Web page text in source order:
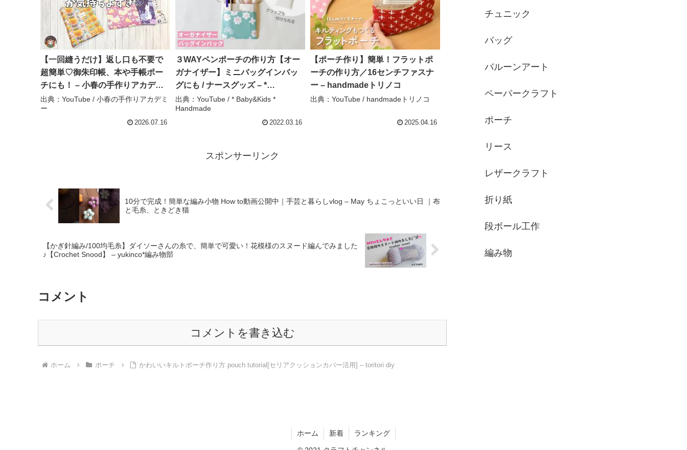
【一回縫うだけ】返し口も不要で
超簡単♡御朱印帳、本や手帳ポー
チにも！ – 小春の手作りアカデミ
ー
出典：YouTube / 小春の手作りアカデミ
ー
2026.07.16
３WAYペンポーチの作り方【オー
ガナイザー】ミニバッグインバッ
グにも / ナースグッズ – *
Baby&Kids * Handmade
出典：YouTube / * Baby&Kids *
Handmade
2022.03.16
【ポーチ作り】簡単！フラットポ
ーチの作り方／16センチファスナ
ー – handmadeトリノコ
出典：YouTube / handmadeトリノコ
2025.04.16
スポンサーリンク
10分で完成！簡単な編み小物 How to動画公開中｜手芸と暮らしvlog – May ちょこっといい日 ｜布
と毛糸、ときどき猫
【かぎ針編み/100均毛糸】ダイソーさんの糸で、簡単で可愛い！花模様のスヌード編んでみました
♪【Crochet Snood】 – yukinco*編み物部
コメント
コメントを書き込む
ホーム ポーチ かわいいキルトポーチ作り方 pouch tutorial[セリアクッションカバー活用] – toritori diy
チュニック
バッグ
バルーンアート
ペーパークラフト
ポーチ
リース
レザークラフト
折り紙
段ボール工作
編み物
ホーム 新着 ランキング